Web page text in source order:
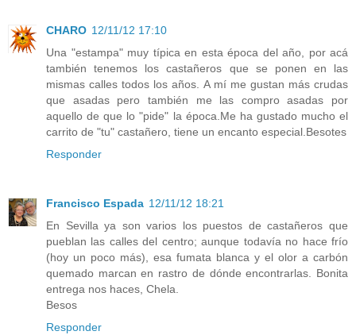
CHARO 12/11/12 17:10
Una "estampa" muy típica en esta época del año, por acá
también tenemos los castañeros que se ponen en las
mismas calles todos los años. A mí me gustan más crudas
que asadas pero también me las compro asadas por
aquello de que lo "pide" la época.Me ha gustado mucho el
carrito de "tu" castañero, tiene un encanto especial.Besotes
Responder
Francisco Espada 12/11/12 18:21
En Sevilla ya son varios los puestos de castañeros que
pueblan las calles del centro; aunque todavía no hace frío
(hoy un poco más), esa fumata blanca y el olor a carbón
quemado marcan en rastro de dónde encontrarlas. Bonita
entrega nos haces, Chela.
Besos
Responder